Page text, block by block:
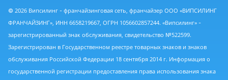
© 2026 Випсилинг - франчайзинговая сеть, франчайзер ООО «ВИПСИЛИНГ
ФРАНЧАЙЗИНГ», ИНН 6658219667, ОГРН 1056602857244. «Випсилинг» -
зарегистрированный знак обслуживания, свидетельство №522599.
Зарегистрирован в Государственном реестре товарных знаков и знаков
обслуживания Российской Федерации 18 сентября 2014 г. Информация о
государственной регистрации предоставления права использования знака